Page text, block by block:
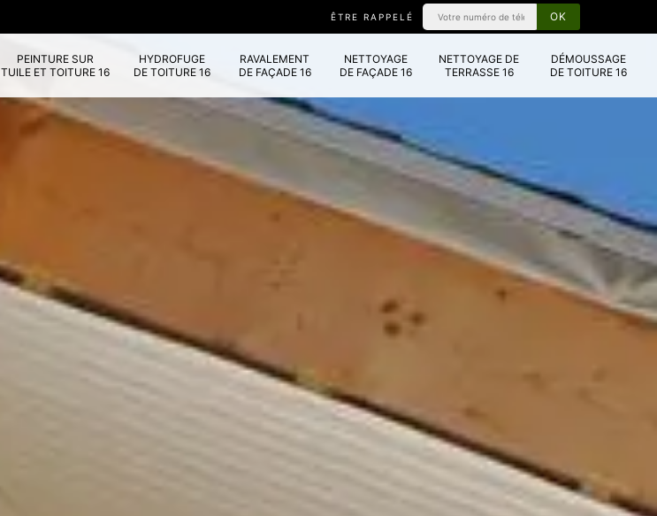
ÊTRE RAPPELÉ
PEINTURE SUR
TUILE ET TOITURE 16
HYDROFUGE
DE TOITURE 16
RAVALEMENT
DE FAÇADE 16
NETTOYAGE
DE FAÇADE 16
NETTOYAGE DE
TERRASSE 16
DÉMOUSSAGE
DE TOITURE 16